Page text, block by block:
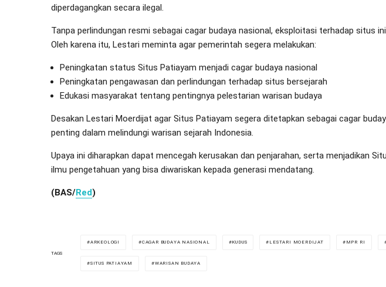
diperdagangkan secara ilegal.
Tanpa perlindungan resmi sebagai cagar budaya nasional, eksploitasi terhadap situs
Oleh karena itu, Lestari meminta agar pemerintah segera melakukan:
Peningkatan status Situs Patiayam menjadi cagar budaya nasional
Peningkatan pengawasan dan perlindungan terhadap situs bersejarah
Edukasi masyarakat tentang pentingnya pelestarian warisan budaya
Desakan Lestari Moerdijat agar Situs Patiayam segera ditetapkan sebagai cagar
penting dalam melindungi warisan sejarah Indonesia.
Upaya ini diharapkan dapat mencegah kerusakan dan penjarahan, serta menjadikan
ilmu pengetahuan yang bisa diwariskan kepada generasi mendatang.
(BAS/Red)
TAGS
ARKEOLOGI CAGAR BUDAYA NASIONAL KUDUS LESTARI MOERDIJAT MPR RI
SITUS PATIAYAM WARISAN BUDAYA